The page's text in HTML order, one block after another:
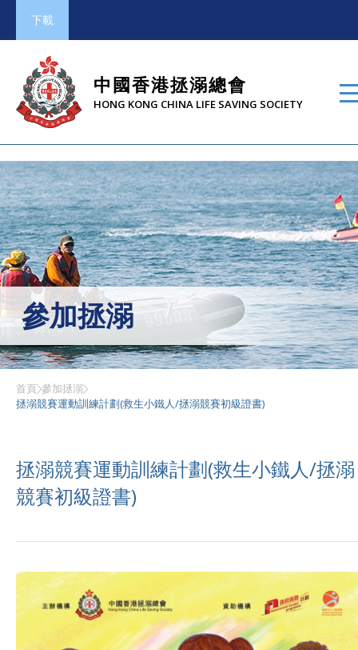
下載
中國香港拯溺總會
HONG KONG CHINA LIFE SAVING SOCIETY
參加拯溺
首頁 參加拯溺
拯溺競賽運動訓練計劃(救生小鐵人/拯溺競賽初級證書)
拯溺競賽運動訓練計劃(救生小鐵人/拯溺
競賽初級證書)